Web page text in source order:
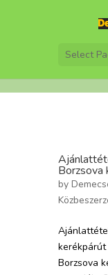
Select
Borzsova
by
kerékpárút
Borzsova